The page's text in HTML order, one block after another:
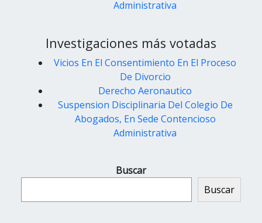
Administrativa
Investigaciones más votadas
Vicios En El Consentimiento En El Proceso
De Divorcio
Derecho Aeronautico
Suspension Disciplinaria Del Colegio De
Abogados, En Sede Contencioso
Administrativa
Buscar
Buscar